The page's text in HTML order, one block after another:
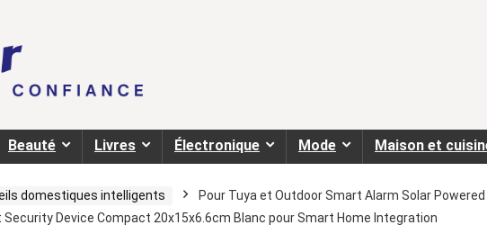
Beauté Livres Électronique Mode Maison et
domestiques intelligents
Pour Tuya et Outdoor Smart Alarm Solar Powered
Device Compact 20x15x6.6cm Blanc pour Smart Home Integration